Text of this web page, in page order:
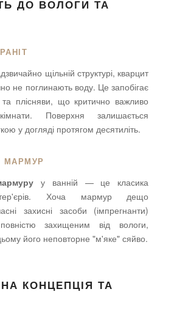
ДО ВОЛОГИ ТА
щільній структурі, кварцит
не поглинають воду. Це запобігає
та плісняви, що критично важливо
Поверхня залишається
у догляді протягом десятиліть.
МАРМУР
у ванній — це класика
Хоча мармур дещо
захисні засоби (імпрегнанти)
захищеним від вологи,
його неповторне "м'яке" сяйво.
КОНЦЕПЦІЯ ТА